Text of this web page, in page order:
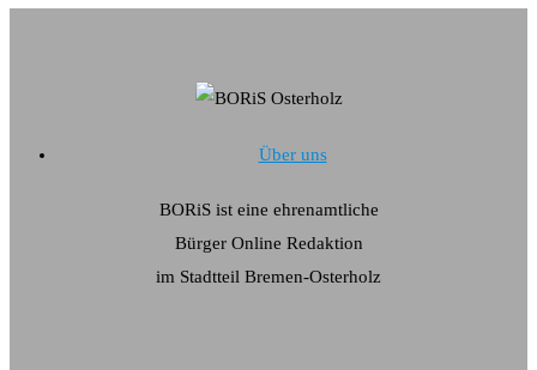
Über uns
BORiS ist eine ehrenamtliche
Bürger Online Redaktion
im Stadtteil Bremen-Osterholz